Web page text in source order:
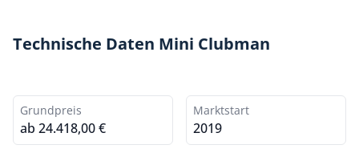
Technische Daten Mini Clubman
Grundpreis
ab 24.418,00 €
Marktstart
2019